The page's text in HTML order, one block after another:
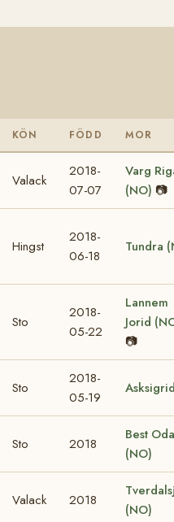
KÖN FÖDD MOR
Valack
2018-
07-07
Varg
(NO) 📷
Hingst
2018-
06-18
Tundra
Sto
2018-
05-22
Lannem
Jorid
📷
Sto
2018-
05-19
Sto 2018
Best Oda
(NO)
Valack 2018
(NO)